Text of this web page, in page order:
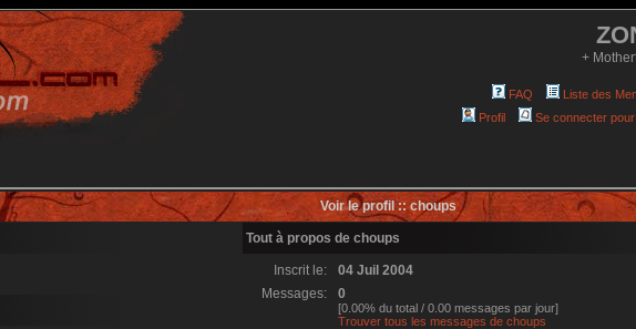
+
FAQ Liste des
Profil
Se connecter
Voir le profil :: choups
Tout à propos de choups
Inscrit le:
04 Juil 2004
Messages:
0
[0.00% du total / 0.00 messages par jour]
Trouver tous les messages de choups